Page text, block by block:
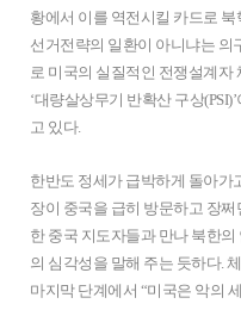
황에서 이를 역전시킬 카드로
선거전략의 일환이 아니냐는 의
로 미국의 실질적인 전쟁설계자
‘대량살상무기 반확산 구상
고 있다.
한반도 정세가 급박하게 돌아가
장이 중국을 급히 방문하고 장
한 중국 지도자들과 만나 북한
의 심각성을 말해 주는 듯하다.
마지막 단계에서 “미국은 악의